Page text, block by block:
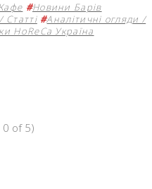
#Новини Барів
Статті #Аналітичні огляди /
HoReCa Україна
0 of 5)